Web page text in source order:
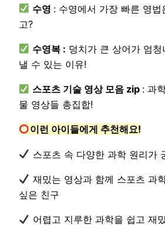
수영 : 수영에서 가장 빠른 영
고?
수영복 : 덩치가 큰 상어가 엄
낼 수 있는 이유!
스포츠 기술 영상 모음 zip : 과
물 영상들 총집합!
이런 아이들에게 추천해요!
스포츠 속 다양한 과학 원리가
재밌는 영상과 함께 스포츠 과
싶은 친구
어렵고 지루한 과학을 쉽고 재